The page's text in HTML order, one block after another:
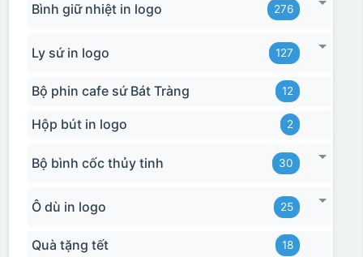
Bình giữ nhiệt in logo 276
Ly sứ in logo 127
Bộ phin cafe sứ Bát Tràng 12
Hộp bút in logo 2
Bộ bình cốc thủy tinh 30
Ô dù in logo 25
Quà tặng tết 18